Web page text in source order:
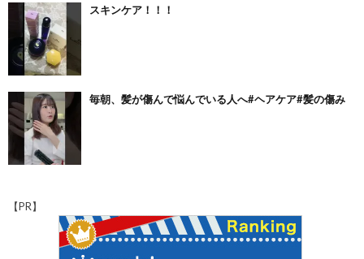
スキンケア！！！
毎朝、髪が傷んで悩んでいる人へ#ヘアケア#髪の傷み
【PR】